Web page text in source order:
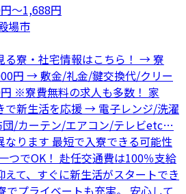
〜1,688円
場市
る寮・社宅情報はこちら！ → 寮
円 → 敷金/礼金/鍵交換代/クリー
※寮費無料の求人も多数！ 家
で新生活を応援 → 電子レンジ/洗濯
/カーテン/エアコン/テレビetc…
ります 最短で入寮できる可能性
つでOK！ 赴任交通費は100％支給
えて、すぐに新生活がスタートでき
でプライベートも充実。 安心して